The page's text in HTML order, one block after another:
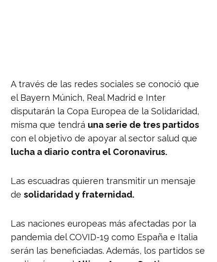
A través de las redes sociales se conoció que
el Bayern Múnich, Real Madrid e Inter
disputarán la Copa Europea de la Solidaridad,
misma que tendrá una serie de tres partidos
con el objetivo de apoyar al sector salud que
lucha a diario contra el Coronavirus.
Las escuadras quieren transmitir un mensaje
desolidaridad y fraternidad.
Las naciones europeas más afectadas por la
pandemia del COVID-19 como España e Italia
serán las beneficiadas. Además, los partidos se